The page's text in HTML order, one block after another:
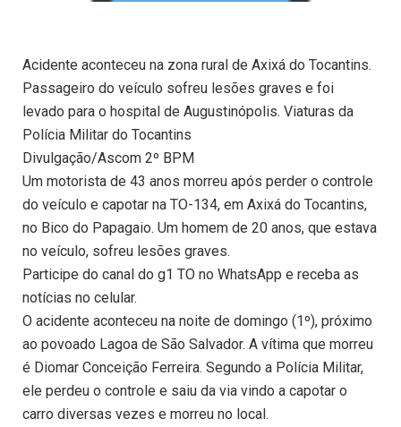
Acidente aconteceu na zona rural de Axixá do Tocantins.
Passageiro do veículo sofreu lesões graves e foi
levado para o hospital de Augustinópolis. Viaturas da
Polícia Militar do Tocantins
Divulgação/Ascom 2º BPM
Um motorista de 43 anos morreu após perder o controle
do veículo e capotar na TO-134, em Axixá do Tocantins,
no Bico do Papagaio. Um homem de 20 anos, que estava
no veículo, sofreu lesões graves.
Participe do canal do g1 TO no WhatsApp e receba as
notícias no celular.
O acidente aconteceu na noite de domingo (1º), próximo
ao povoado Lagoa de São Salvador. A vítima que morreu
é Diomar Conceição Ferreira. Segundo a Polícia Militar,
ele perdeu o controle e saiu da via vindo a capotar o
carro diversas vezes e morreu no local.